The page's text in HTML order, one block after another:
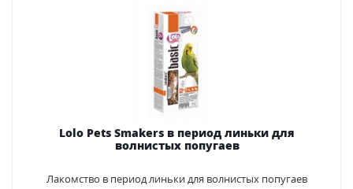
Lolo Pets Smakers в период линьки для
волнистых попугаев
Лакомство в период линьки для волнистых попугаев